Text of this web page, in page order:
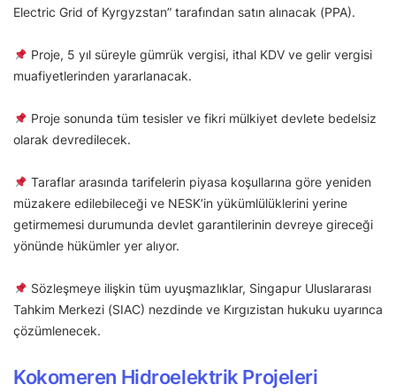
Electric Grid of Kyrgyzstan” tarafından satın alınacak (PPA).
Proje, 5 yıl süreyle gümrük vergisi, ithal KDV ve gelir vergisi
muafiyetlerinden yararlanacak.
Proje sonunda tüm tesisler ve fikri mülkiyet devlete bedelsiz
olarak devredilecek.
Taraflar arasında tarifelerin piyasa koşullarına göre yeniden
müzakere edilebileceği ve NESK’in yükümlülüklerini yerine
getirmemesi durumunda devlet garantilerinin devreye gireceği
yönünde hükümler yer alıyor.
Sözleşmeye ilişkin tüm uyuşmazlıklar, Singapur Uluslararası
Tahkim Merkezi (SIAC) nezdinde ve Kırgızistan hukuku uyarınca
çözümlenecek.
Kokomeren Hidroelektrik Projeleri